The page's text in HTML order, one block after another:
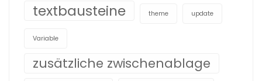
textbausteine theme update
Variable
zusätzliche zwischenablage